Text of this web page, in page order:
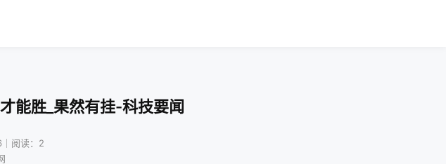
能胜_果然有挂-科技要闻
阅读：2